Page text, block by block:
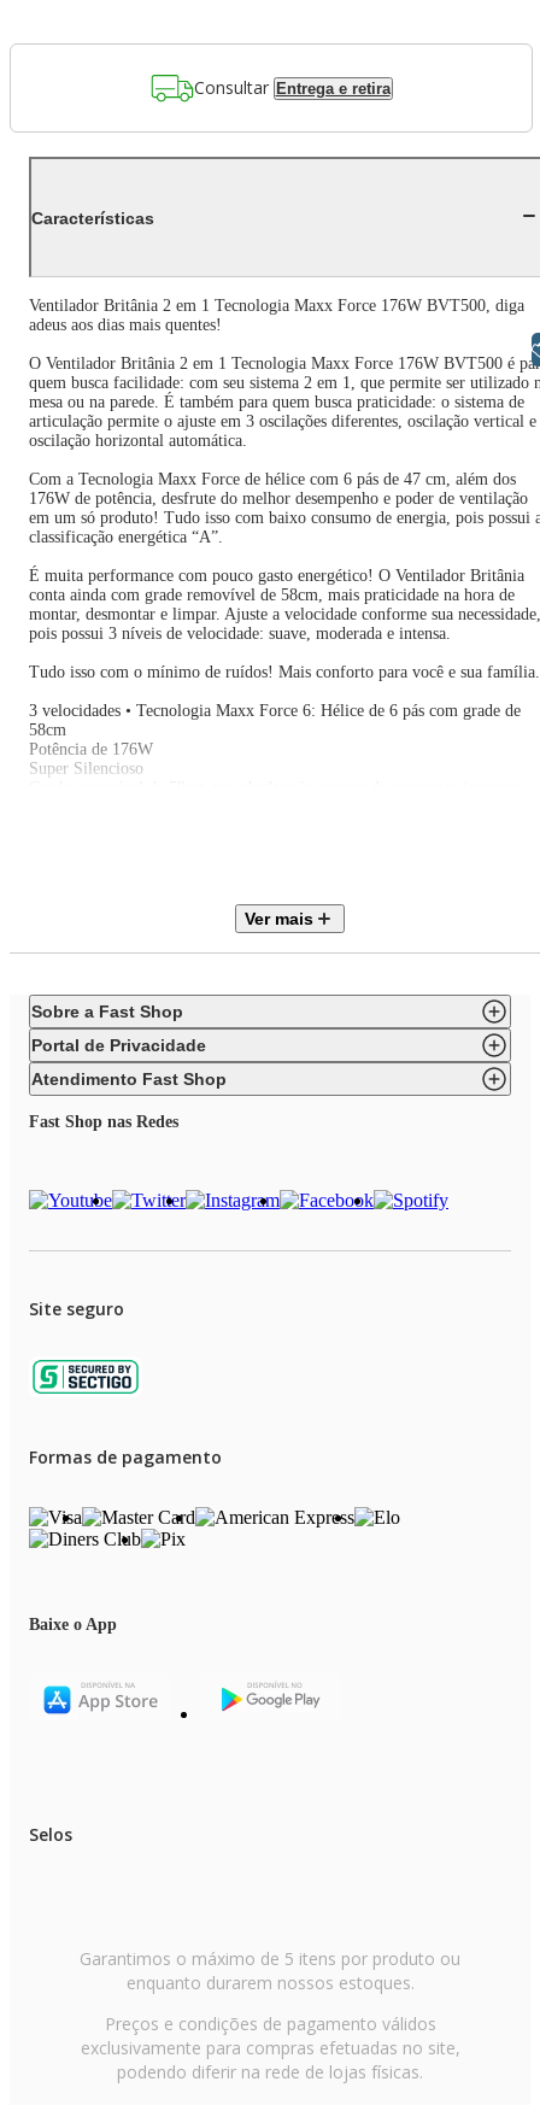
Consultar Entrega e retira
Características
Ventilador Britânia 2 em 1 Tecnologia Maxx Force 176W BVT500, diga
adeus aos dias mais quentes!
O Ventilador Britânia 2 em 1 Tecnologia Maxx Force 176W BVT500 é
quem busca facilidade: com seu sistema 2 em 1, que permite ser utilizado
mesa ou na parede. É também para quem busca praticidade: o sistema de
articulação permite o ajuste em 3 oscilações diferentes, oscilação vertical e
oscilação horizontal automática.
Com a Tecnologia Maxx Force de hélice com 6 pás de 47 cm, além dos
176W de potência, desfrute do melhor desempenho e poder de ventilação
em um só produto! Tudo isso com baixo consumo de energia, pois possui
classificação energética “A”.
É muita performance com pouco gasto energético! O Ventilador Britânia
conta ainda com grade removível de 58cm, mais praticidade na hora de
montar, desmontar e limpar. Ajuste a velocidade conforme sua necessidade,
pois possui 3 níveis de velocidade: suave, moderada e intensa.
Tudo isso com o mínimo de ruídos! Mais conforto para você e sua família.
3 velocidades • Tecnologia Maxx Force 6: Hélice de 6 pás com grade de
58cm
Potência de 176W
Super Silencioso
Novo sistema de travamento entre grade frontal e traseira
Remoção da grade frontal somente com uso de ferramenta, conforme
Classificação energética A.
Ver mais
Sobre a Fast Shop
Portal de Privacidade
Atendimento Fast Shop
Fast Shop nas Redes
Site seguro
Formas de pagamento
Baixe o App
Selos
Garantimos o máximo de 5 itens por produto ou
enquanto durarem nossos estoques.
Preços e condições de pagamento válidos
exclusivamente para compras efetuadas no site,
podendo diferir na rede de lojas físicas.